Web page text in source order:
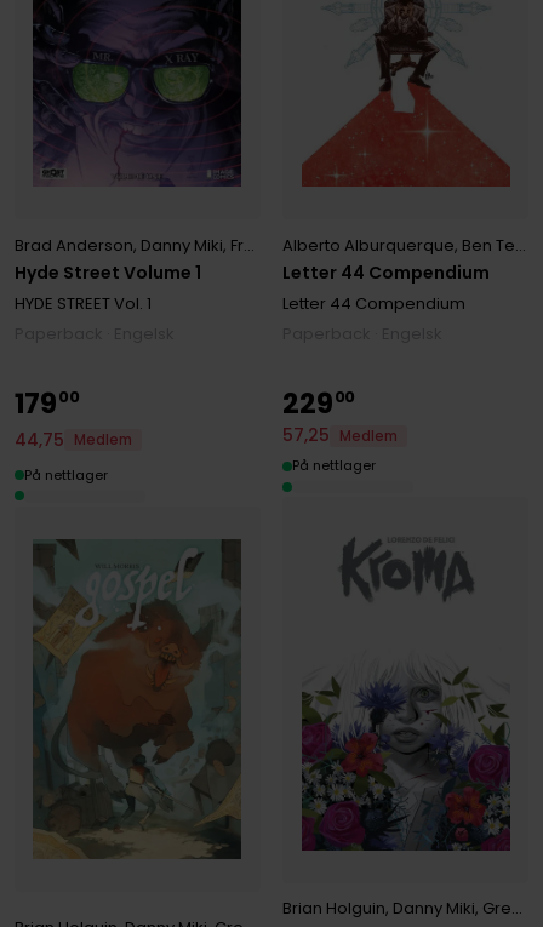
Hyde Street Volume 1
Brad Anderson, Danny Miki, Francis Portella ,Geoff Johns, Ivan Reis
HYDE STREETVol. 1
Letter 44 Compendium
Alberto Alburquerque, Ben Templesmith
Letter 44 Compendium
17900
44,75
Medlem
På nettlager
Brian Holguin, Danny Miki, Greg Capullo
22900
57,25
Medlem
På nettlager